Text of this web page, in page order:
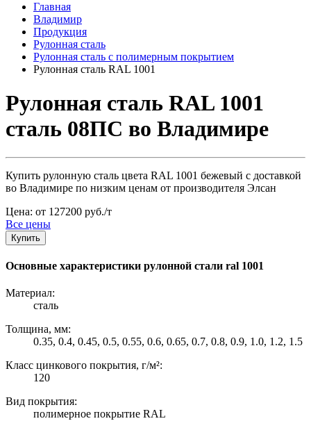
Главная
Владимир
Продукция
Рулонная сталь
Рулонная сталь с полимерным покрытием
Рулонная сталь RAL 1001
Рулонная сталь RAL 1001
сталь 08ПС во Владимире
Купить рулонную сталь цвета RAL 1001 бежевый с доставкой
во Владимире по низким ценам от производителя Элсан
Цена: от 127200 руб./т
Все цены
Купить
Основные характеристики рулонной стали ral 1001
Материал:
сталь
Толщина, мм:
0.35, 0.4, 0.45, 0.5, 0.55, 0.6, 0.65, 0.7, 0.8, 0.9, 1.0, 1.2, 1.5
Класс цинкового покрытия, г/м²:
120
Вид покрытия:
полимерное покрытие RAL